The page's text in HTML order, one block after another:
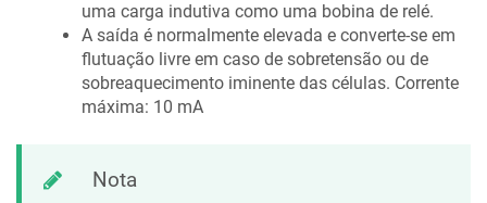
uma carga indutiva como uma bobina de relé.
A saída é normalmente elevada e converte-se em
flutuação livre em caso de sobretensão ou de
sobreaquecimento iminente das células. Corrente
máxima: 10 mA
Nota